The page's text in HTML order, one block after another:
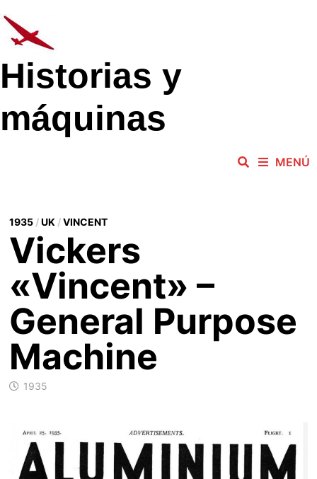
al
contenido
Historias y
máquinas
MENÚ
1935/UK /VINCENT
Vickers
«Vincent» –
General Purpose
Machine
1935